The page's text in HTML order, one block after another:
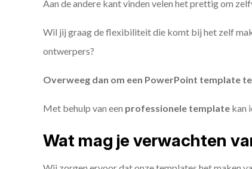
Aan de andere kant vinden velen het prettig om
Wil jij graag de flexibiliteit die komt bij het zelf
ontwerpers?
Overweeg dan om een PowerPoint template
Met behulp van een professionele template kan
Wat mag je verwachten